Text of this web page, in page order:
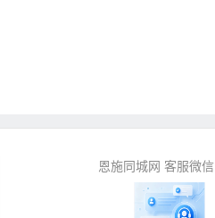
恩施同城网 客服微信